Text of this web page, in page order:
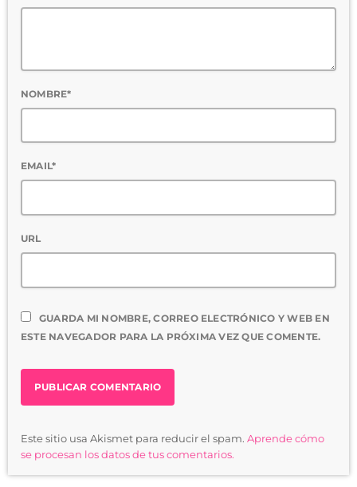
NOMBRE*
EMAIL*
URL
GUARDA MI NOMBRE, CORREO ELECTRÓNICO Y WEB EN
ESTE NAVEGADOR PARA LA PRÓXIMA VEZ QUE COMENTE.
Este sitio usa Akismet para reducir el spam. Aprende cómo
se procesan los datos de tus comentarios.